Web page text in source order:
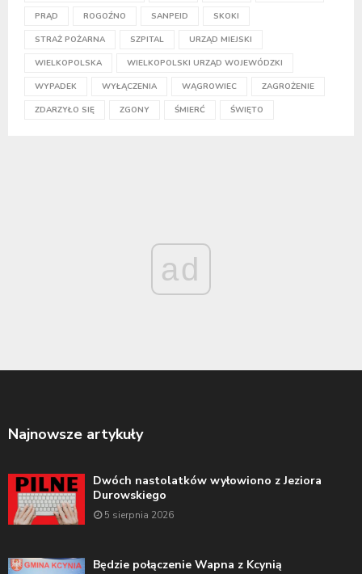
PRĄD ROGOŹNO SANPEID SKOKI
STRAŻ POŻARNA SZPITAL URZĄD MIEJSKI
WIELKOPOLSKA WIELKOPOLSKI URZĄD WOJEWÓDZKI
WYPADEK WYŁĄCZENIA WĄGROWIEC ZAGROŻENIE
ZDARZYŁO SIĘ ZGONY ŚMIERĆ ŚWIĘTO
ad
Najnowsze artykuły
Dwóch nastolatków wyłowiono z Jeziora
Durowskiego
5 sierpnia 2026
Będzie połączenie Wapna z Kcynią